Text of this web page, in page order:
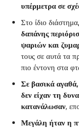
υπέρμετρα σε
Στο ίδιο διάστημα
δαπάνης
ψαριών και
τους σε αυτά τα
πιο έντονη στα
Σε βασικά
δεν είχαν τη
κατανάλωσαν,
Μεγάλη ήταν η